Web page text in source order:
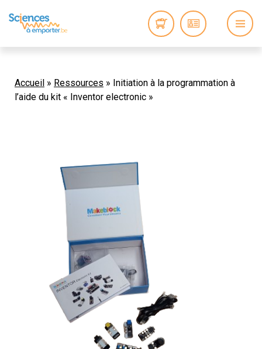
Accueil » Ressources » Initiation à la programmation à
l’aide du kit « Inventor electronic »